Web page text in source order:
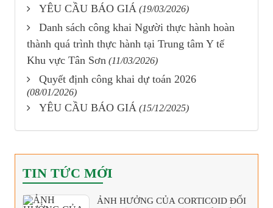
YÊU CẦU BÁO GIÁ (19/03/2026)
Danh sách công khai Người thực hành hoàn
thành quá trình thực hành tại Trung tâm Y tế
Khu vực Tân Sơn (11/03/2026)
Quyết định công khai dự toán 2026
(08/01/2026)
YÊU CẦU BÁO GIÁ (15/12/2025)
TIN TỨC MỚI
ẢNH HƯỞNG CỦA CORTICOID ĐỐI